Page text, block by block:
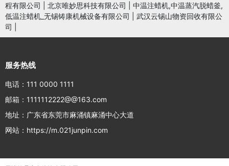
程有限公司
北京唯妙思科技有限公司
中温注蜡机,中温蒸汽脱蜡釜,
低温注蜡机_无锡铸康机械设备有限公司
武汉云锡山物资回收有限公
司
服务热线
电话：111 0000 1111
邮箱：1111112222@@163.com
地址：广东省东莞市麻涌镇麻涌中心大道
网站：https://m.021junpin.com